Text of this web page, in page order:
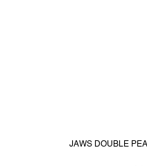
JAWS DOUBLE